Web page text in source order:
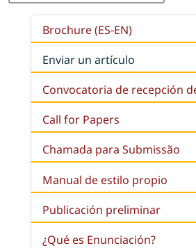
Brochure (ES-EN)
Enviar un artículo
Convocatoria de recepción
Call for Papers
Chamada para Submissão
Manual de estilo propio
Publicación preliminar
¿Qué es Enunciación?